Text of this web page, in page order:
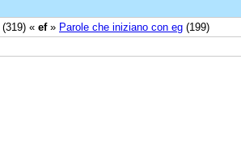
(319) « ef» Parole che iniziano con eg (199)